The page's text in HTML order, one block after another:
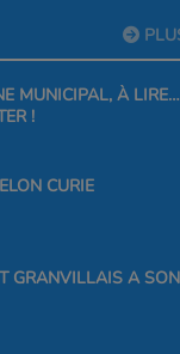
MUNICIPAL, À LIRE…
!
CURIE
GRANVILLAIS A SON